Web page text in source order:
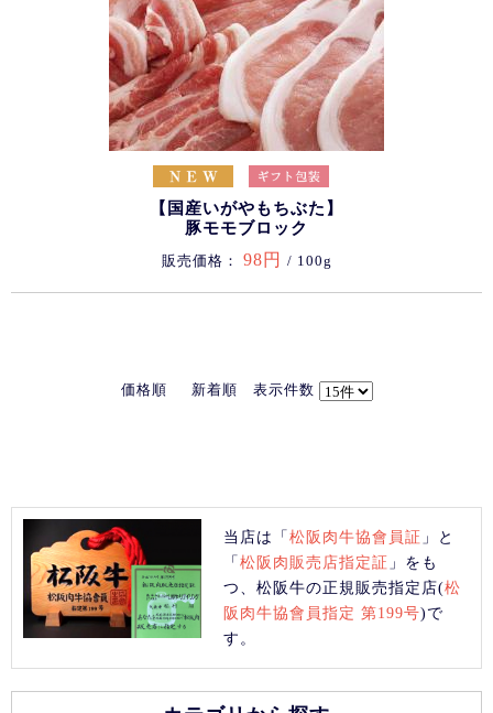
【国産いがやもちぶた】
豚モモブロック
販売価格： 98円 / 100g
価格順 新着順 表示件数
当店は「松阪肉牛協會員証 」と
「松阪肉販売店指定証 」をも
つ、松阪牛の正規販売指定店(松
阪肉牛協會員指定 第199号)で
す。